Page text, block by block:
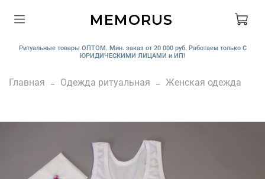
MEMORUS
Ритуальные товары ОПТОМ. Мин. заказ от 20 000 руб. Работаем только С
ЮРИДИЧЕСКИМИ ЛИЦАМИ и ИП!
Главная Одежда ритуальная Женская одежда